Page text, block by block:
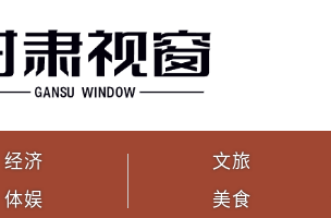
经济
体娱
文旅
美食